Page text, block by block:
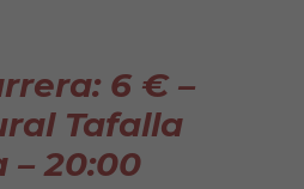
6 € –
Tafalla
20:00